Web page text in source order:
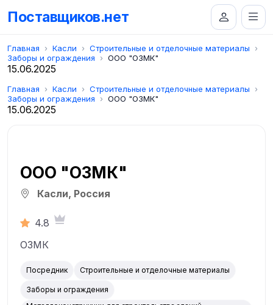
Поставщиков.нет
Главная Касли
Строительные и отделочные материалы
Заборы и ограждения
ООО "ОЗМК"
15.06.2025
Главная Касли
Строительные и отделочные материалы
Заборы и ограждения
ООО "ОЗМК"
15.06.2025
ООО "ОЗМК"
Касли, Россия
4.8
ОЗМК
Посредник Строительные и отделочные материалы
Заборы и ограждения